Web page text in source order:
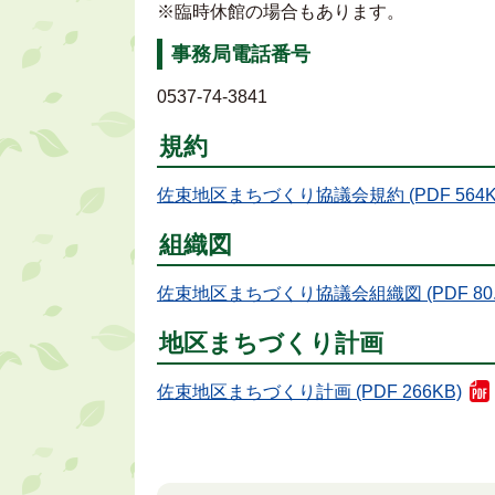
※臨時休館の場合もあります。
事務局電話番号
0537-74-3841
規約
佐束地区まちづくり協議会規約 (PDF
組織図
佐束地区まちづくり協議会組織図 (PDF
地区まちづくり計画
佐束地区まちづくり計画 (PDF 266KB)